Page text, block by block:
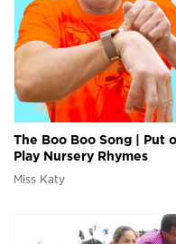
The Boo Boo Song | Put
Play Nursery Rhymes
Miss Katy